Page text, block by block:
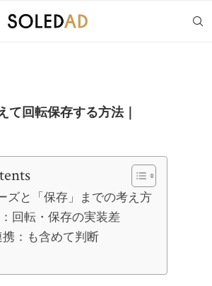
て回転保存する方法｜
ズと「保存」までの考え方
回転・保存の実装差
：も含めて判断